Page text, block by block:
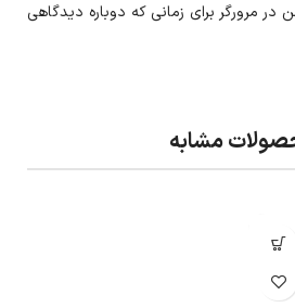
مرورگر برای زمانی که دوباره دیدگاهی
مشابه